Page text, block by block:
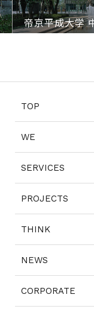
帝京平成大学
TOP
WE
SERVICES
PROJECTS
THINK
NEWS
CORPORATE